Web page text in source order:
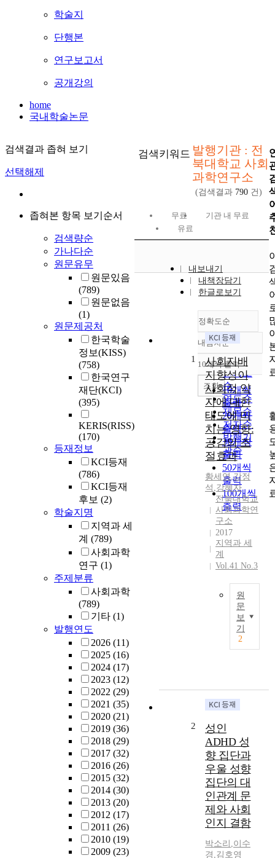
학술지
단행본
연구보고서
공개강의
home
국내학술논문
검색결과 좁혀 보기
선택해제
좁혀본 항목 보기순서
검색량순
가나다순
원문유무
원문있음
(789)
원문없음
(1)
원문제공처
한국학술
정보(KISS)
(758)
한국연구
재단(KCI)
(395)
KERIS(RISS)
(170)
등재정보
KCI등재
(786)
KCI등재
후보 (2)
학술지명
지역과 세
계 (789)
사회과학
연구 (1)
주제분류
사회과학
(789)
기타 (1)
발행연도
2026 (11)
2025 (16)
2024 (17)
2023 (12)
2022 (29)
2021 (35)
2020 (21)
2019 (36)
2018 (29)
2017 (32)
2016 (26)
2015 (32)
2014 (30)
2013 (20)
2012 (17)
2011 (26)
2010 (19)
2009 (23)
검색키워드 발행기관 : 전
북대학교 사회
과학연구소
(검색결과 790 건)
무료
기관 내 무료
유료
내보내기
내책장담기
한글로보기
정확도순
정확도
순
인기도
순
연도순
제목순
저자순
발행기
관순
내림차순
내림차순
10개씩 출력
10개씩
출력
20개씩
출력
30개씩
출력
50개씩
출력
100개씩
출력
조회
1
사회지배
지향성이
사회적 약
자에 대한
태도에 미
치는 영향:
공감의 조
절효과
황세영,강정
석 ,강혜자
전북대학교
사회과학연
구소
2017
지역과 세
계
Vol.41 No.3
원
문
보
기
2
2
성인
ADHD 성
향 집단과
우울 성향
집단의 대
인관계 문
제와 사회
인지 결함
박소리 ,이수
경 ,김호영